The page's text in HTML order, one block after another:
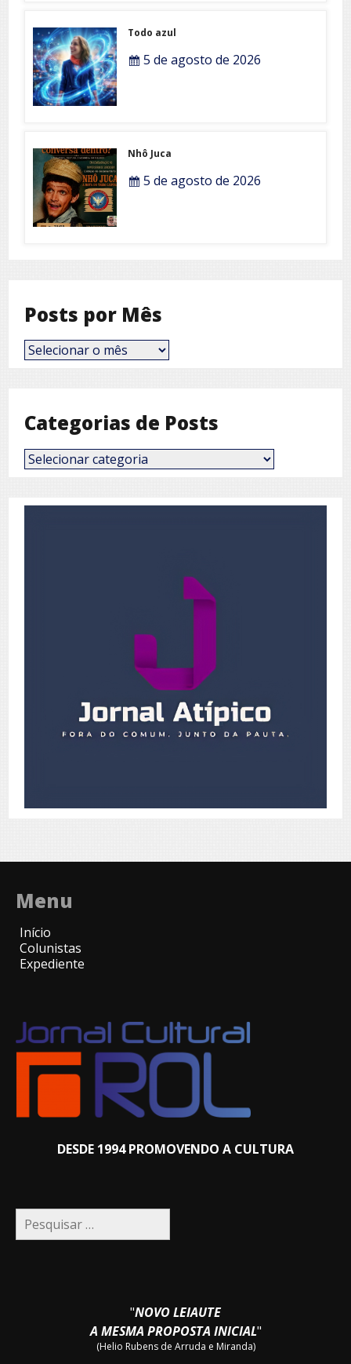
Todo azul
5 de agosto de 2026
Nhô Juca
5 de agosto de 2026
Posts por Mês
Posts
por
Categorias de Posts
Categorias
de
Menu
Início
Colunistas
Expediente
DESDE 1994 PROMOVENDO A CULTURA
Pesquisar
por:
"NOVO LEIAUTE
A MESMA PROPOSTA INICIAL"
(Helio Rubens de Arruda e Miranda)